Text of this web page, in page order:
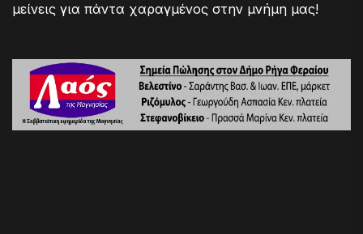
μείνεις για πάντα χαραγμένος στην μνήμη μας!